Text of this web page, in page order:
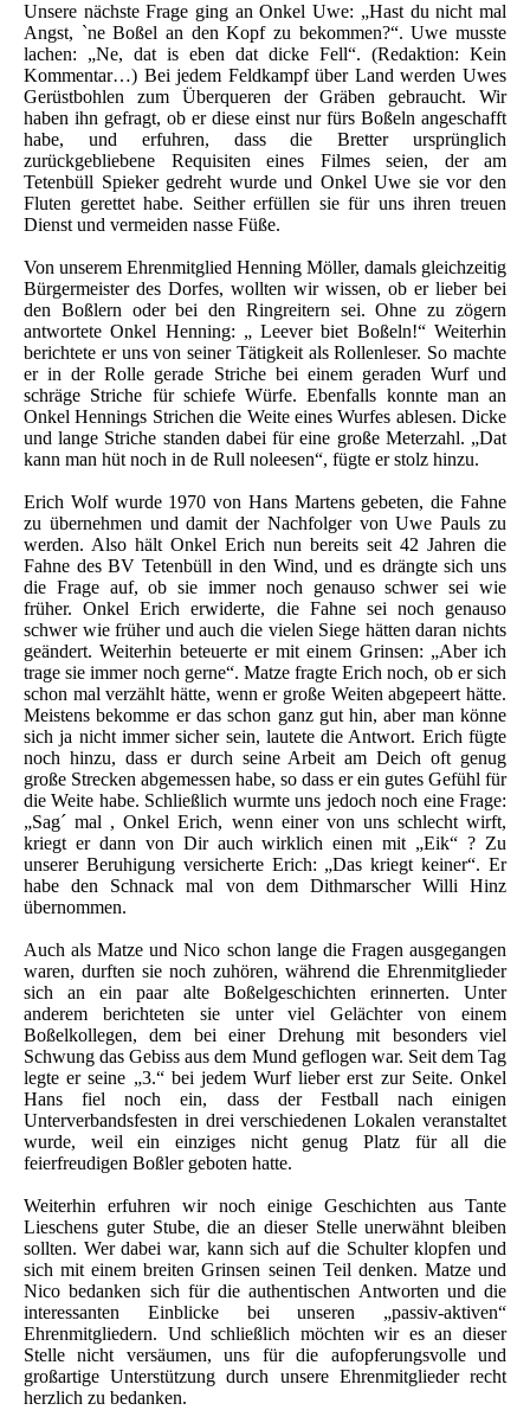
Unsere nächste Frage ging an Onkel Uwe: „Hast du nicht mal
Angst, `ne Boßel an den Kopf zu bekommen?“. Uwe musste
lachen: „Ne, dat is eben dat dicke Fell“. (Redaktion: Kein
Kommentar…) Bei jedem Feldkampf über Land werden Uwes
Gerüstbohlen zum Überqueren der Gräben gebraucht. Wir
haben ihn gefragt, ob er diese einst nur fürs Boßeln angeschafft
habe, und erfuhren, dass die Bretter ursprünglich
zurückgebliebene Requisiten eines Filmes seien, der am
Tetenbüll Spieker gedreht wurde und Onkel Uwe sie vor den
Fluten gerettet habe. Seither erfüllen sie für uns ihren treuen
Dienst und vermeiden nasse Füße.
Von unserem Ehrenmitglied Henning Möller, damals gleichzeitig
Bürgermeister des Dorfes, wollten wir wissen, ob er lieber bei
den Boßlern oder bei den Ringreitern sei. Ohne zu zögern
antwortete Onkel Henning: „ Leever biet Boßeln!“ Weiterhin
berichtete er uns von seiner Tätigkeit als Rollenleser. So machte
er in der Rolle gerade Striche bei einem geraden Wurf und
schräge Striche für schiefe Würfe. Ebenfalls konnte man an
Onkel Hennings Strichen die Weite eines Wurfes ablesen. Dicke
und lange Striche standen dabei für eine große Meterzahl. „Dat
kann man hüt noch in de Rull noleesen“, fügte er stolz hinzu.
Erich Wolf wurde 1970 von Hans Martens gebeten, die Fahne
zu übernehmen und damit der Nachfolger von Uwe Pauls zu
werden. Also hält Onkel Erich nun bereits seit 42 Jahren die
Fahne des BV Tetenbüll in den Wind, und es drängte sich uns
die Frage auf, ob sie immer noch genauso schwer sei wie
früher. Onkel Erich erwiderte, die Fahne sei noch genauso
schwer wie früher und auch die vielen Siege hätten daran nichts
geändert. Weiterhin beteuerte er mit einem Grinsen: „Aber ich
trage sie immer noch gerne“. Matze fragte Erich noch, ob er sich
schon mal verzählt hätte, wenn er große Weiten abgepeert hätte.
Meistens bekomme er das schon ganz gut hin, aber man könne
sich ja nicht immer sicher sein, lautete die Antwort. Erich fügte
noch hinzu, dass er durch seine Arbeit am Deich oft genug
große Strecken abgemessen habe, so dass er ein gutes Gefühl für
die Weite habe. Schließlich wurmte uns jedoch noch eine Frage:
„Sag´ mal , Onkel Erich, wenn einer von uns schlecht wirft,
kriegt er dann von Dir auch wirklich einen mit „Eik“ ? Zu
unserer Beruhigung versicherte Erich: „Das kriegt keiner“. Er
habe den Schnack mal von dem Dithmarscher Willi Hinz
übernommen.
Auch als Matze und Nico schon lange die Fragen ausgegangen
waren, durften sie noch zuhören, während die Ehrenmitglieder
sich an ein paar alte Boßelgeschichten erinnerten. Unter
anderem berichteten sie unter viel Gelächter von einem
Boßelkollegen, dem bei einer Drehung mit besonders viel
Schwung das Gebiss aus dem Mund geflogen war. Seit dem Tag
legte er seine „3.“ bei jedem Wurf lieber erst zur Seite. Onkel
Hans fiel noch ein, dass der Festball nach einigen
Unterverbandsfesten in drei verschiedenen Lokalen veranstaltet
wurde, weil ein einziges nicht genug Platz für all die
feierfreudigen Boßler geboten hatte.
Weiterhin erfuhren wir noch einige Geschichten aus Tante
Lieschens guter Stube, die an dieser Stelle unerwähnt bleiben
sollten. Wer dabei war, kann sich auf die Schulter klopfen und
sich mit einem breiten Grinsen seinen Teil denken. Matze und
Nico bedanken sich für die authentischen Antworten und die
interessanten Einblicke bei unseren „passiv-aktiven“
Ehrenmitgliedern. Und schließlich möchten wir es an dieser
Stelle nicht versäumen, uns für die aufopferungsvolle und
großartige Unterstützung durch unsere Ehrenmitglieder recht
herzlich zu bedanken.